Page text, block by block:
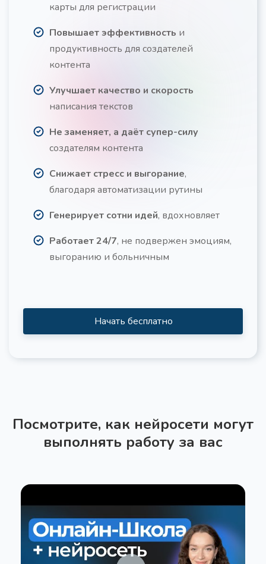
карты для регистрации
Повышает эффективность и
продуктивность для создателей
контента
Улучшает качество и скорость
написания текстов
Не заменяет, а даёт супер-силу
создателям контента
Снижает стресс и выгорание,
благодаря автоматизации рутины
Генерирует сотни идей, вдохновляет
Работает 24/7, не подвержен эмоциям,
выгоранию и больничным
Начать бесплатно
Посмотрите, как нейросети могут
выполнять работу за вас